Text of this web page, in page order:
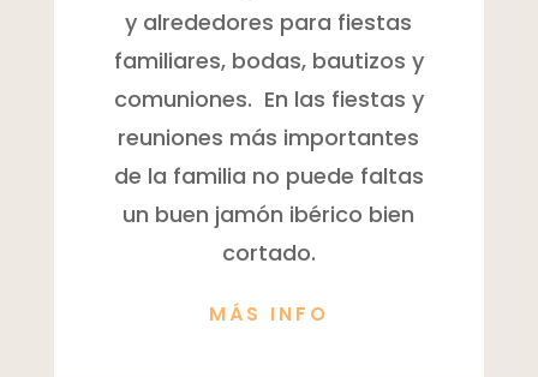
y alrededores para fiestas
familiares, bodas, bautizos y
comuniones. En las fiestas y
reuniones más importantes
de la familia no puede faltas
un buen jamón ibérico bien
cortado.
MÁS INFO